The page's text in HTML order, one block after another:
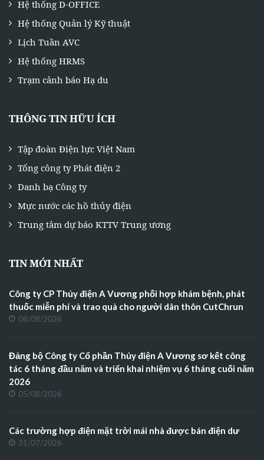
Hệ thống D-OFFICE
Hệ thống Quản lý Kỹ thuật
Lịch Tuần AVC
Hệ thống HRMS
Trạm cảnh báo Hạ du
THÔNG TIN HỮU ÍCH
Tập đoàn Điện lực Việt Nam
Tổng công ty Phát điện 2
Danh bạ Công ty
Mực nước các hồ thủy điện
Trung tâm dự báo KTTV Trung ương
TIN MỚI NHẤT
Công ty CP Thủy điện A Vương phối hợp khám bệnh, phát
thuốc miễn phí và trao quà cho người dân thôn CutChrun
08/08/2026
Đảng bộ Công ty Cổ phần Thủy điện A Vương sơ kết công
tác 6 tháng đầu năm và triển khai nhiệm vụ 6 tháng cuối năm
2026
05/08/2026
Các trường hợp điện mặt trời mái nhà được bán điện dư
31/07/2026